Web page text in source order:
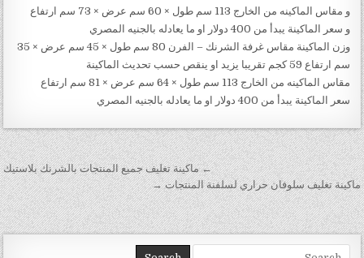
و مقاس الماكينه من الخارج 113 سم طول × 60 سم عرض × 73 سم ارتفاع
و سعر الماكينة يبدأ من 400 دولار او ما يعادله بالجنيه المصري
وزن الماكينة مقاس غرفة الشرنك – الفرن 80 سم طول × 45 سم عرض × 35
سم ارتفاع 59 كجم تقريبا يزيد او ينقص حسب تحديث الماكينة
مقاس الماكينه من الخارج 113 سم طول × 64 سم عرض × 81 سم ارتفاع
سعر الماكينة يبدأ من 400 دولار او ما يعادله بالجنيه المصري
تصفّح المقالات
← ماكينة تغليف جميع المنتجات بالشرنك بلاستيك
ماكينة تغليف سلوفان حراري لسلفنة المنتجات →
Search for: